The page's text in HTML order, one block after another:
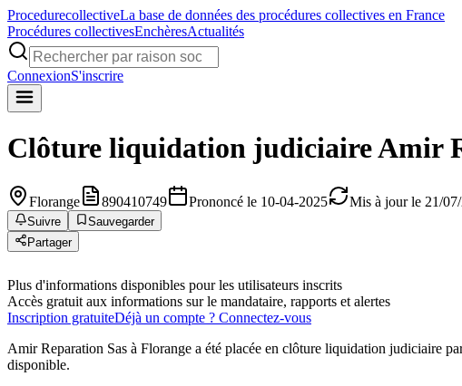
ProcedurecollectiveLa base de données des procédures collectives en France
Procédures collectivesEnchèresActualités
ConnexionS'inscrire
Clôture liquidation judiciaireAmir
Florange 890410749 Prononcé le 10-04-2025 Mis à jour le 21/
Suivre
Sauvegarder
Partager
Plus d'informations disponibles pour les utilisateurs inscrits
Accès gratuit aux informations sur le mandataire, rapports et alertes
Inscription gratuiteDéjà un compte ? Connectez-vous
Amir Reparation Sas à Florange a été placée en clôture liquidation judiciaire
disponible.